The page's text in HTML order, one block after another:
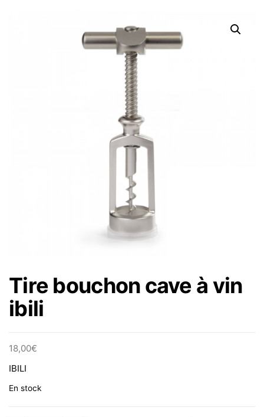
(COULEUR ALÉATOIRE)
Tire bouchon cave à vin
ibili
18,00€
IBILI
En stock